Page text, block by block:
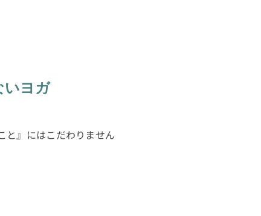
いヨガ
と』にはこだわりません